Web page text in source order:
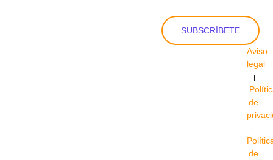
SUBSCRÍBETE
Aviso
legal
|
de
|
de